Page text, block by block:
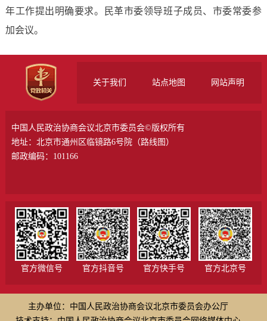
年工作提出明确要求。民革市委领导班子成员、市委常委参
加会议。
关于我们 站点地图 网站声明
中国人民政治协商会议北京市委员会©版权所有
地址：北京市通州区临镜路6号院（路线图 ）
邮政编码：101166
官方微信号 官方抖音号 官方快手号 官方北京号
主办单位：中国人民政治协商会议北京市委员会办公厅